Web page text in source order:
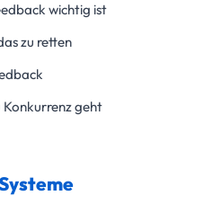
wichtig ist
zu retten
Konkurrenz geht